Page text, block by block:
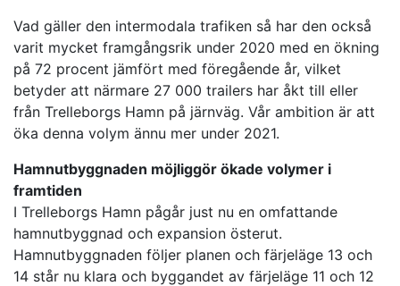
Vad gäller den intermodala trafiken så har den också
varit mycket framgångsrik under 2020 med en ökning
på 72 procent jämfört med föregående år, vilket
betyder att närmare 27 000 trailers har åkt till eller
från Trelleborgs Hamn på järnväg. Vår ambition är att
öka denna volym ännu mer under 2021.
Hamnutbyggnaden möjliggör ökade volymer i
framtiden
I Trelleborgs Hamn pågår just nu en omfattande
hamnutbyggnad och expansion österut.
Hamnutbyggnaden följer planen och färjeläge 13 och
14 står nu klara och byggandet av färjeläge 11 och 12